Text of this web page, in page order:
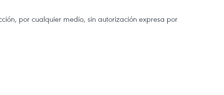
por cualquier medio, sin autorización expresa por